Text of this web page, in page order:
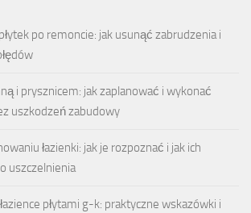
po remoncie: jak usunąć zabrudzenia i
i prysznicem: jak zaplanować i wykonać
uszkodzeń zabudowy
łazienki: jak je rozpoznać i jak ich
uszczelnienia
płytami g-k: praktyczne wskazówki i